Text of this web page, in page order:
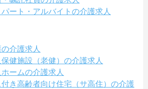
ート・アルバイトの介護求人
介護求人
健施設（老健）の介護求人
ームの介護求人
き高齢者向け住宅（サ高住）の介護